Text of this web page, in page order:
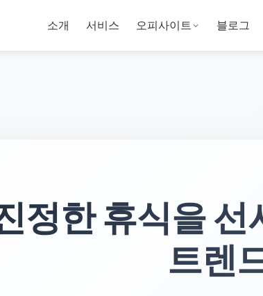
소개 서비스 오피사이트 블로그
한 휴식을 선
트렌